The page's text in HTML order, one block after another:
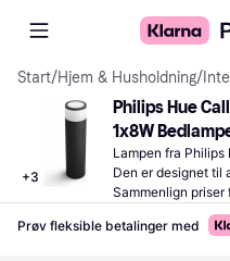
Start/Hjem & Husholdning/
+3
Philips Hue
1x8W
Lampen fra
Den er designet til
Sammenlign priser
Prøv fleksible betalinger med